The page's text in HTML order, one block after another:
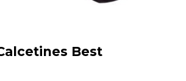
Best